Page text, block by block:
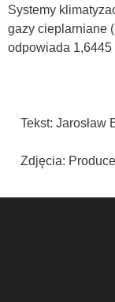
Systemy
gazy cieplarniane
odpowiada 1,6445
Tekst: Jarosław
Zdjęcia: